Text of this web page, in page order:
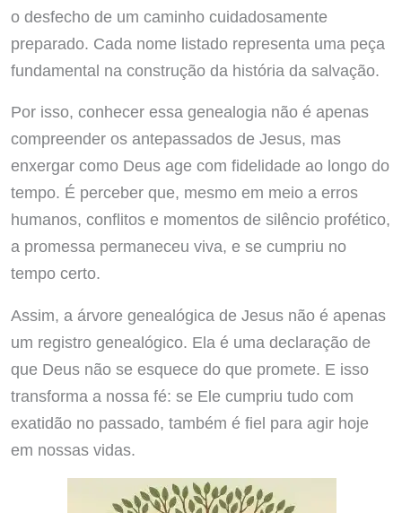
o desfecho de um caminho cuidadosamente
preparado. Cada nome listado representa uma peça
fundamental na construção da história da salvação.
Por isso, conhecer essa genealogia não é apenas
compreender os antepassados de Jesus, mas
enxergar como Deus age com fidelidade ao longo do
tempo. É perceber que, mesmo em meio a erros
humanos, conflitos e momentos de silêncio profético,
a promessa permaneceu viva, e se cumpriu no
tempo certo.
Assim, a árvore genealógica de Jesus não é apenas
um registro genealógico. Ela é uma declaração de
que Deus não se esquece do que promete. E isso
transforma a nossa fé: se Ele cumpriu tudo com
exatidão no passado, também é fiel para agir hoje
em nossas vidas.